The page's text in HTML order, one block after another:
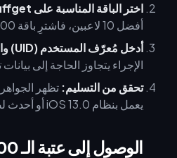
اختر الباقة المناسبة على buffget:
أفضل 10 لاعبين، فاشترِ باقة 300 دولار (168,860 جوهرة).
أدخل مُعرّف المستخدم (UID) وادفع:
الإجراء يتجاوز الحاجة إلى
تحقق من التسليم:
يعمل بنظام iOS 13.0 أو أحدث لضمان المعالجة الفورية.
الوصول إلى عتبة الـ 55,800 جوهرة لبطولة أفضل 100 لاعب